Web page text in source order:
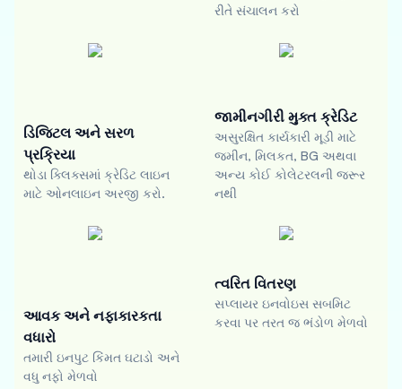
રીતે સંચાલન કરો
ડિજિટલ અને સરળ
પ્રક્રિયા
થોડા ક્લિક્સમાં ક્રેડિટ લાઇન
માટે ઓનલાઇન અરજી કરો.
જામીનગીરી મુક્ત ક્રેડિટ
અસુરક્ષિત કાર્યકારી મૂડી માટે
જમીન, મિલકત, BG અથવા
અન્ય કોઈ કોલેટરલની જરૂર
નથી
આવક અને નફાકારકતા
વધારો
તમારી ઇનપુટ કિંમત ઘટાડો અને
વધુ નફો મેળવો
ત્વરિત વિતરણ
સપ્લાયર ઇનવોઇસ સબમિટ
કરવા પર તરત જ ભંડોળ મેળવો